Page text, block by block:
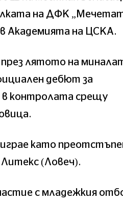
на ДФК
Академията на ЦСКА.
лятото на
дебют за
в контролата срещу
като
(Ловеч).
с младежкия